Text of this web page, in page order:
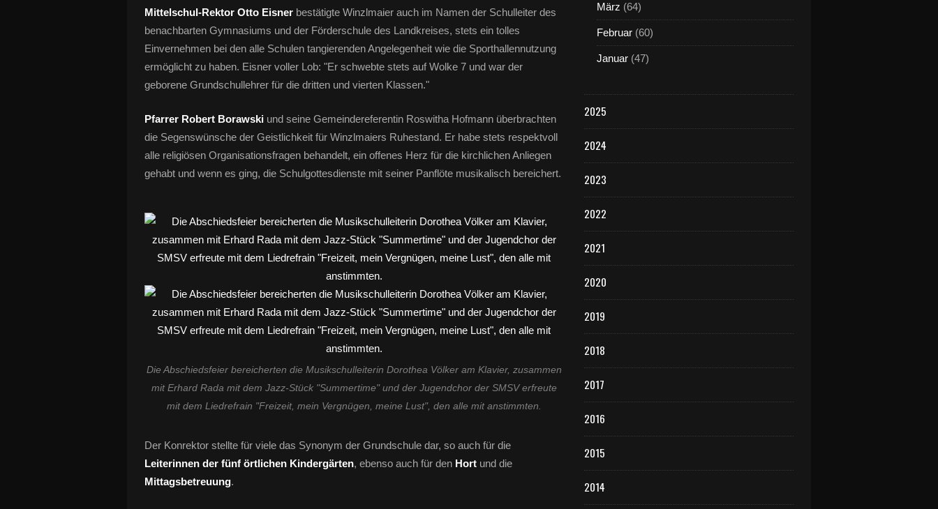
Mittelschul-Rektor Otto Eisner bestätigte Winzlmaier auch im Namen der Schulleiter des
benachbarten Gymnasiums und der Förderschule des Landkreises, stets ein tolles
Einvernehmen bei den alle Schulen tangierenden Angelegenheit wie die Sporthallennutzung
ermöglicht zu haben. Eisner voller Lob: "Er schwebte stets auf Wolke 7 und war der
geborene Grundschullehrer für die dritten und vierten Klassen."
Pfarrer Robert Borawski und seine Gemeindereferentin Roswitha Hofmann überbrachten
die Segenswünsche der Geistlichkeit für Winzlmaiers Ruhestand. Er habe stets respektvoll
alle religiösen Organisationsfragen behandelt, ein offenes Herz für die kirchlichen Anliegen
gehabt und wenn es ging, die Schulgottesdienste mit seiner Panflöte musikalisch bereichert.
Die Abschiedsfeier bereicherten die Musikschulleiterin Dorothea Völker am Klavier, zusammen
mit Erhard Rada mit dem Jazz-Stück "Summertime" und der Jugendchor der SMSV erfreute
mit dem Liedrefrain "Freizeit, mein Vergnügen, meine Lust", den alle mit anstimmten.
Der Konrektor stellte für viele das Synonym der Grundschule dar, so auch für die
Leiterinnen der fünf örtlichen Kindergärten, ebenso auch für den Hort und die
Mittagsbetreuung.
März (64)
Februar (60)
Januar (47)
2025
2024
2023
2022
2021
2020
2019
2018
2017
2016
2015
2014